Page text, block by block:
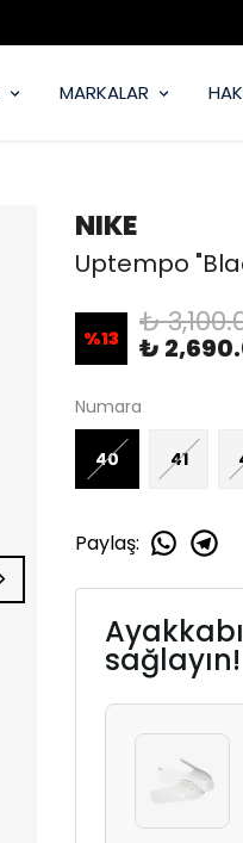
MARKALAR
NIKE
Uptempo
%13 ₺
₺
Numara
40 41
Paylaş:
sağlayın!